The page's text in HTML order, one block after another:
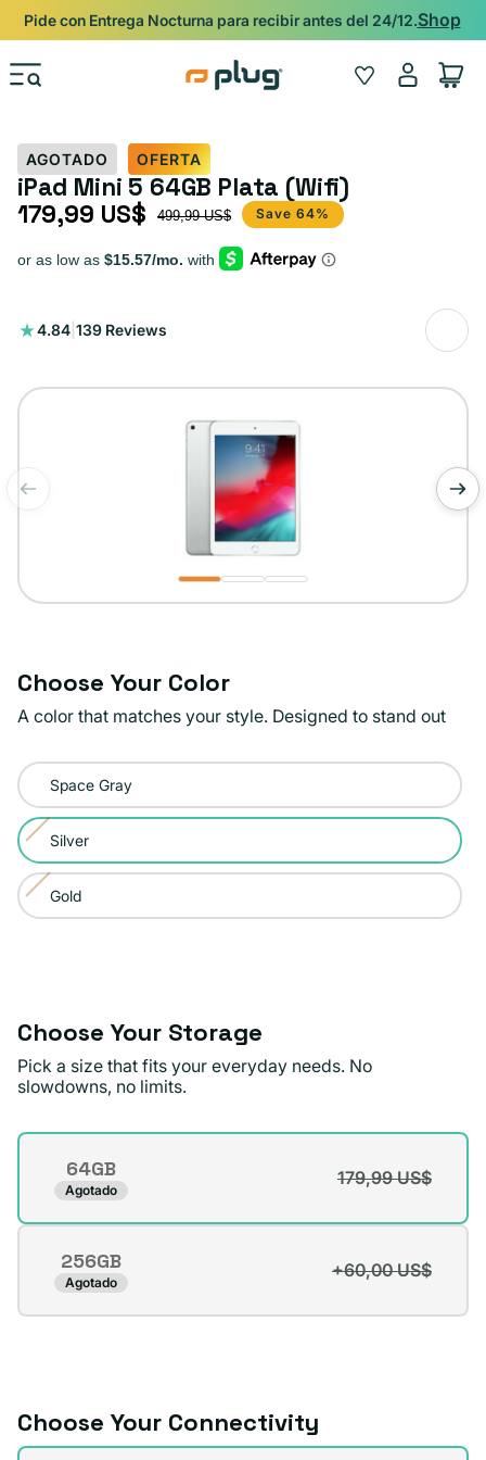
Ir al contenido
Pide con Entrega Nocturna para recibir antes del 24/12.Shop
Wishlist
Iniciar
sesión
Carrito
AGOTADO OFERTA
iPad Mini 5 64GB Plata (Wifi)
Precio de oferta
179,99 US$
Precio habitual 499,99 US$ Save 64%
4.84 139 Reviews
139
Choose Your Color
A color that matches your style. Designed to stand out
Color:
SilverSpace Gray
Silver
Variante
agotada
o
Gold
Variante
disponible
Choose Your Storage
Pick a size that fits your everyday needs. No
slowdowns, no limits.
Storage
64GB
Agotado
179,99 US$
Variante
no
disponible
256GB
Agotado
+60,00 US$
Variante
Choose Your Connectivity